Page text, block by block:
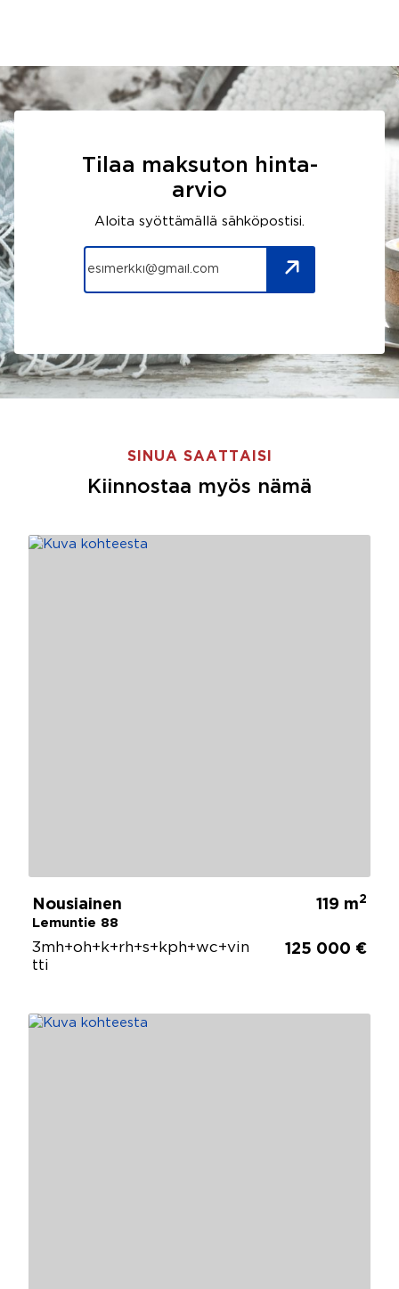
Tilaa maksuton hinta-
arvio
Aloita syöttämällä sähköpostisi.
SINUA SAATTAISI
Kiinnostaa myös nämä
Nousiainen
Lemuntie 88
119 m2
3mh+oh+k+rh+s+kph+wc+vin
tti
125 000 €